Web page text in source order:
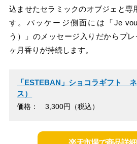
込ませたセラミックのオブジェと専
す。パッケージ側面には「Je
う）」のメッセージ入りだからプ
ヶ月香りが持続します。
「ESTEBAN」ショコラギフト
ス）
価格： 3,300円（税込）